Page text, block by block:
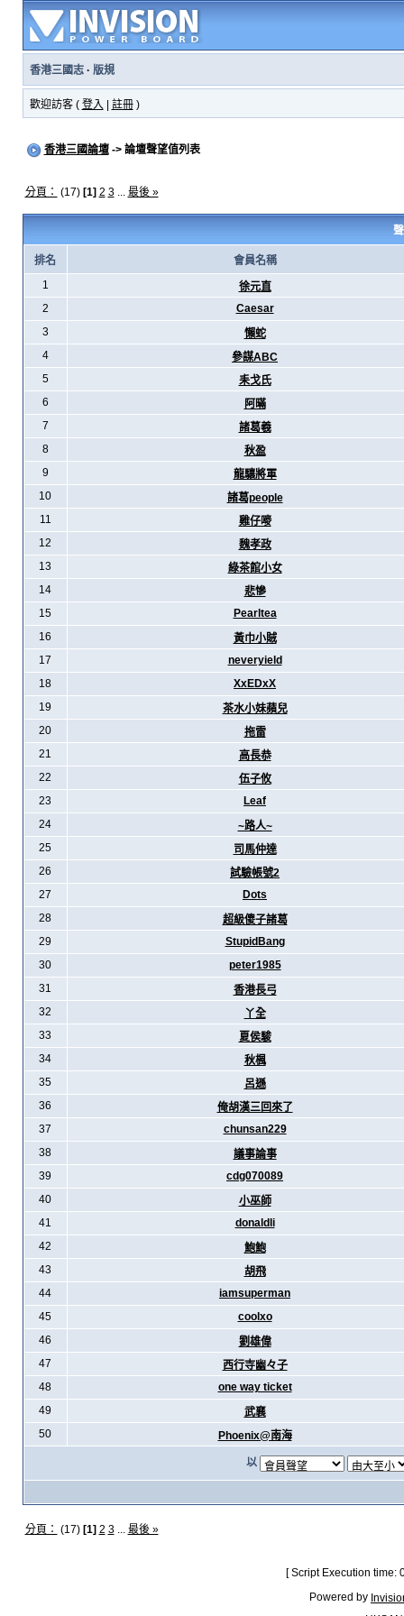
香港三國志· 版規
歡迎訪客 ( 登入 註冊)
香港三國論壇-> 論壇聲望值列表
分頁： (17) [1] 2 3... 最後 »
排名
會員名稱
1
徐元直
2
Caesar
3
懶蛇
4
參謀ABC
5
耒戈氏
6
阿暪
7
諸葛羲
8
秋盈
9
龍驤將軍
10
諸葛people
11
雞仔嘜
12
魏孝政
13
綠茶館小女
14
悲慘
15
Pearltea
16
黃巾小賊
17
neveryield
18
XxEDxX
19
茶水小妹蘋兒
20
拖雷
21
高長恭
22
伍子攸
23
Leaf
24
~路人~
25
司馬仲達
26
試驗帳號2
27
Dots
28
超級傻子諸葛
29
StupidBang
30
peter1985
31
香港長弓
32
丫全
33
夏侯駿
34
秋楓
35
呂遜
36
俺胡漢三回來了
37
chunsan229
38
議事論事
39
cdg070089
40
小巫師
41
donaldli
42
鮑鮑
43
胡飛
44
iamsuperman
45
coolxo
46
劉雄偉
47
西行寺幽々子
48
one way ticket
49
武襄
50
Phoenix@南海
以
分頁： (17) [1] 2 3... 最後 »
[ Script Execution
Powered by